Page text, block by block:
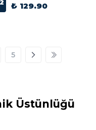
₺ 129.90
5
Üstünlüğü